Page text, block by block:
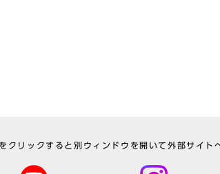
クリックすると別ウィンドウを開いて外部サイト